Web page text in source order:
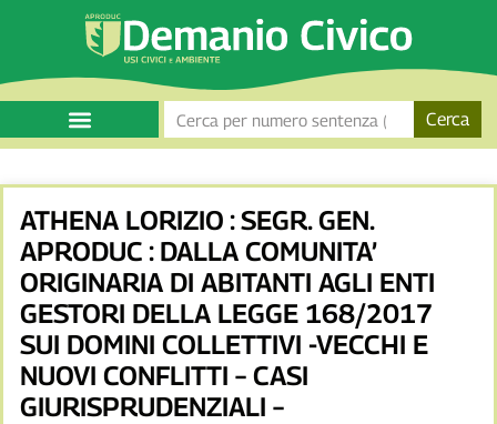
Cerca
ATHENA LORIZIO : SEGR. GEN.
APRODUC : DALLA COMUNITA’
ORIGINARIA DI ABITANTI AGLI ENTI
GESTORI DELLA LEGGE 168/2017
SUI DOMINI COLLETTIVI -VECCHI E
NUOVI CONFLITTI – CASI
GIURISPRUDENZIALI –